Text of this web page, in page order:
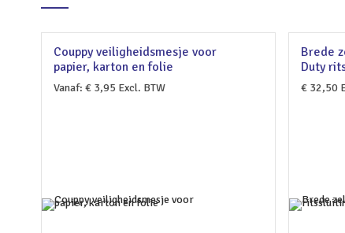
Couppy veiligheidsmesje voor
papier, karton en folie
Vanaf: € 3,95 Excl. BTW
Brede
Duty
€ 32,50